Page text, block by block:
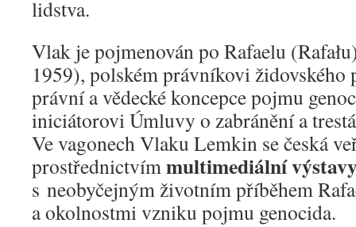
lidstva.
Vlak je pojmenován po Rafaelu
1959), polském právníkovi židovského
právní a vědecké koncepce pojmu
iniciátorovi Úmluvy o zabránění a
Ve vagonech Vlaku Lemkin se česká
prostřednictvímmultimediální
s neobyčejným životním příběhem
a okolnostmi vzniku pojmu genocida.